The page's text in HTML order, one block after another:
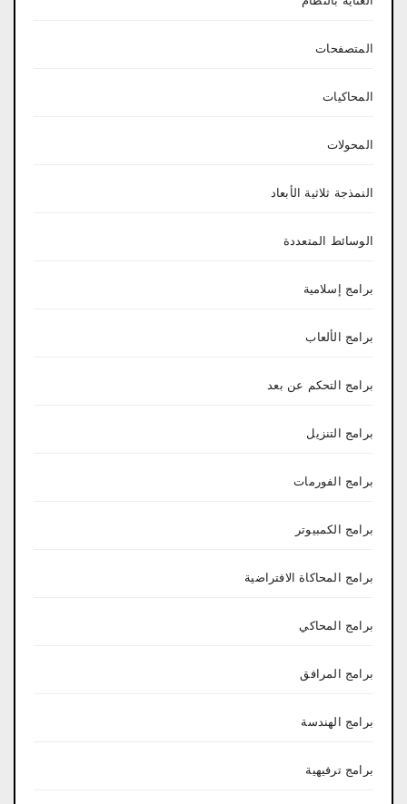
المتصفحات
المحاكيات
المحولات
النمذجة ثلاثية الأبعاد
الوسائط المتعددة
برامج إسلامية
برامج الألعاب
برامج التحكم عن بعد
برامج التنزيل
برامج الفورمات
برامج الكمبيوتر
برامج المحاكاة الافتراضية
برامج المحاكي
برامج المرافق
برامج الهندسة
برامج ترفيهية